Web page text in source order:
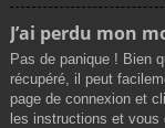
J’ai perdu mon
Pas de panique ! Bien
récupéré, il peut
page de connexion et
les instructions et vous